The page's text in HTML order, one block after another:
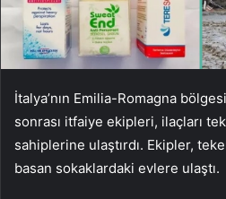
İtalya’nın Emilia-Romagna
sonrası itfaiye ekipleri, ilaçları
sahiplerine ulaştırdı. Ekipler,
basan sokaklardaki evlere ulaştı.